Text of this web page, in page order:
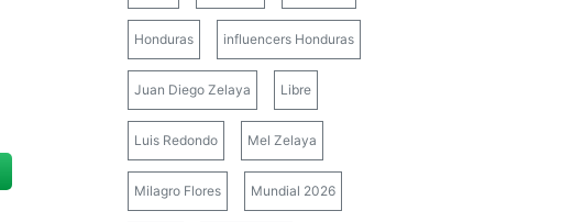
Honduras influencers Honduras
Juan Diego Zelaya Libre
Luis Redondo Mel Zelaya
Milagro Flores Mundial 2026